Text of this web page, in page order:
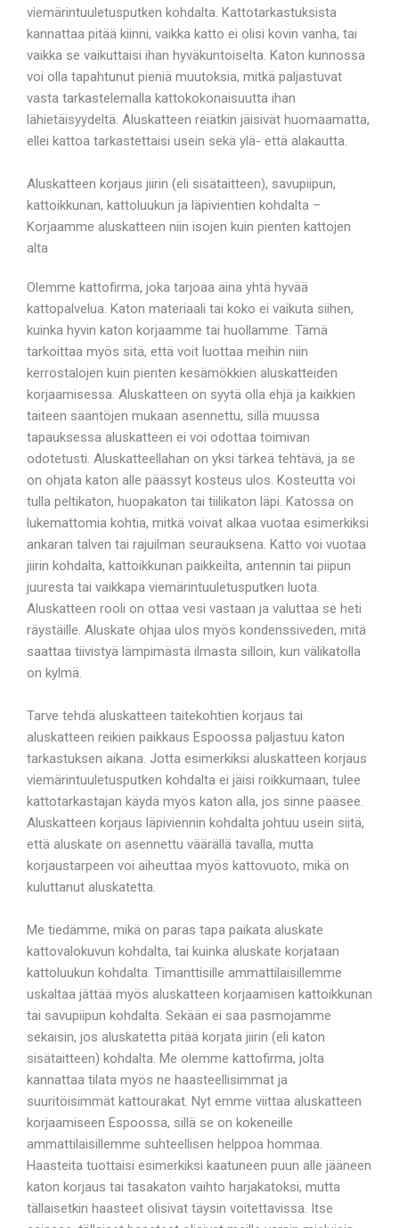
viemärintuuletusputken kohdalta. Kattotarkastuksista
kannattaa pitää kiinni, vaikka katto ei olisi kovin vanha, tai
vaikka se vaikuttaisi ihan hyväkuntoiselta. Katon kunnossa
voi olla tapahtunut pieniä muutoksia, mitkä paljastuvat
vasta tarkastelemalla kattokokonaisuutta ihan
lähietäisyydeltä. Aluskatteen reiätkin jäisivät huomaamatta,
ellei kattoa tarkastettaisi usein sekä ylä- että alakautta.
Aluskatteen korjaus jiirin (eli sisätaitteen), savupiipun,
kattoikkunan, kattoluukun ja läpivientien kohdalta –
Korjaamme aluskatteen niin isojen kuin pienten kattojen
alta
Olemme kattofirma, joka tarjoaa aina yhtä hyvää
kattopalvelua. Katon materiaali tai koko ei vaikuta siihen,
kuinka hyvin katon korjaamme tai huollamme. Tämä
tarkoittaa myös sitä, että voit luottaa meihin niin
kerrostalojen kuin pienten kesämökkien aluskatteiden
korjaamisessa. Aluskatteen on syytä olla ehjä ja kaikkien
taiteen sääntöjen mukaan asennettu, sillä muussa
tapauksessa aluskatteen ei voi odottaa toimivan
odotetusti. Aluskatteellahan on yksi tärkeä tehtävä, ja se
on ohjata katon alle päässyt kosteus ulos. Kosteutta voi
tulla peltikaton, huopakaton tai tiilikaton läpi. Katossa on
lukemattomia kohtia, mitkä voivat alkaa vuotaa esimerkiksi
ankaran talven tai rajuilman seurauksena. Katto voi vuotaa
jiirin kohdalta, kattoikkunan paikkeilta, antennin tai piipun
juuresta tai vaikkapa viemärintuuletusputken luota.
Aluskatteen rooli on ottaa vesi vastaan ja valuttaa se heti
räystäille. Aluskate ohjaa ulos myös kondenssiveden, mitä
saattaa tiivistyä lämpimästä ilmasta silloin, kun välikatolla
on kylmä.
Tarve tehdä aluskatteen taitekohtien korjaus tai
aluskatteen reikien paikkaus Espoossa paljastuu katon
tarkastuksen aikana. Jotta esimerkiksi aluskatteen korjaus
viemärintuuletusputken kohdalta ei jäisi roikkumaan, tulee
kattotarkastajan käydä myös katon alla, jos sinne pääsee.
Aluskatteen korjaus läpiviennin kohdalta johtuu usein siitä,
että aluskate on asennettu väärällä tavalla, mutta
korjaustarpeen voi aiheuttaa myös kattovuoto, mikä on
kuluttanut aluskatetta.
Me tiedämme, mikä on paras tapa paikata aluskate
kattovalokuvun kohdalta, tai kuinka aluskate korjataan
kattoluukun kohdalta. Timanttisille ammattilaisillemme
uskaltaa jättää myös aluskatteen korjaamisen kattoikkunan
tai savupiipun kohdalta. Sekään ei saa pasmojamme
sekaisin, jos aluskatetta pitää korjata jiirin (eli katon
sisätaitteen) kohdalta. Me olemme kattofirma, jolta
kannattaa tilata myös ne haasteellisimmat ja
suuritöisimmät kattourakat. Nyt emme viittaa aluskatteen
korjaamiseen Espoossa, sillä se on kokeneille
ammattilaisillemme suhteellisen helppoa hommaa.
Haasteita tuottaisi esimerkiksi kaatuneen puun alle jääneen
katon korjaus tai tasakaton vaihto harjakatoksi, mutta
tällaisetkin haasteet olisivat täysin voitettavissa. Itse